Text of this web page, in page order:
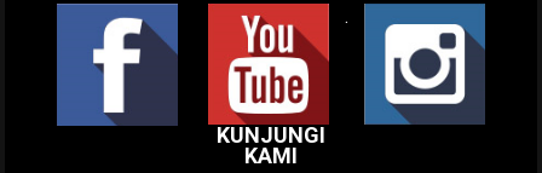
.
KUNJUNGI
KAMI